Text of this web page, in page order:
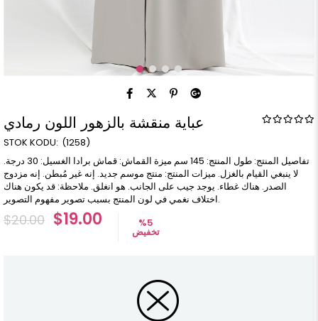
عباية منقشة بالزهور اللون رمادي
(1258)
تفاصيل المنتج: طول المنتج: 145 سم ميزة القماش: قماش برادا الغسيل: 30 درجة.
لا ينبغي القيام بالغزل. ميزات المنتج: منتج موسم جديد. إنه غير مُبطن. إنه مزدوج
الصدر. هناك غطاء. يوجد جيب على الجانب. هو انغلق. ملاحظة: قد يكون هناك
اختلاف نغمي في لون المنتج بسبب تصوير مفهوم التصوير.
$20.00 $19.00 %5
تخفيض